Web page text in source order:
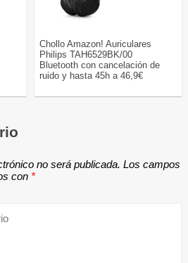
Chollo Amazon! Auriculares
Philips TAH6529BK/00
Bluetooth con cancelación de
ruido y hasta 45h a 46,9€
no será publicada. Los campos
con *